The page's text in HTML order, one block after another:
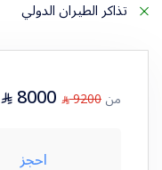
تذاكر الطيران الدولي
من 9200
⃁
8000
⃁
احجز